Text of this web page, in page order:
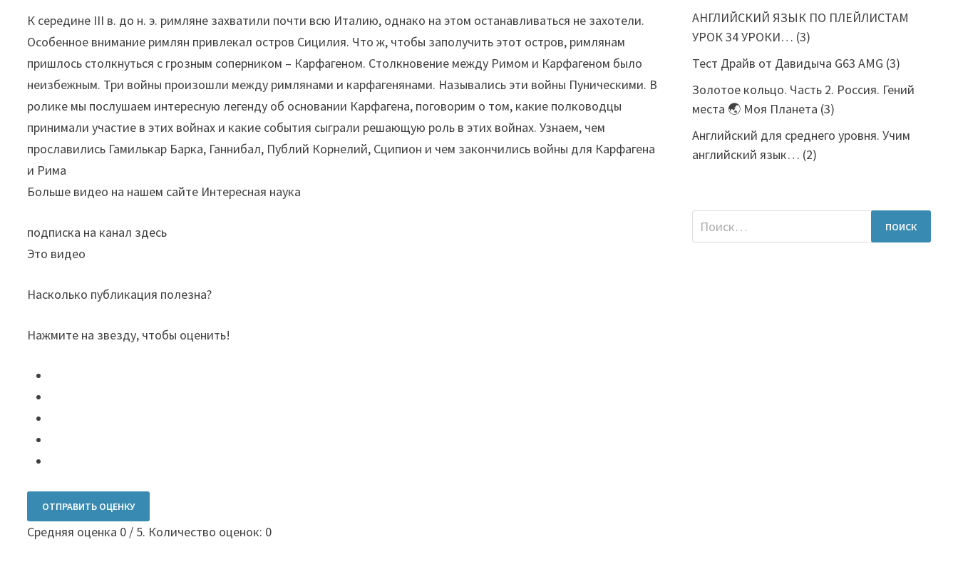
К середине III в. до н. э. римляне захватили почти всю Италию, однако на этом останавливаться не захотели.
Особенное внимание римлян привлекал остров Сицилия. Что ж, чтобы заполучить этот остров, римлянам
пришлось столкнуться с грозным соперником – Карфагеном. Столкновение между Римом и Карфагеном было
неизбежным. Три войны произошли между римлянами и карфагенянами. Назывались эти войны Пуническими. В
ролике мы послушаем интересную легенду об основании Карфагена, поговорим о том, какие полководцы
принимали участие в этих войнах и какие события сыграли решающую роль в этих войнах. Узнаем, чем
прославились Гамилькар Барка, Ганнибал, Публий Корнелий, Сципион и чем закончились войны для Карфагена
и Рима
Больше видео на нашем сайте Интересная наука
подписка на канал здесь
Это видео
Насколько публикация полезна?
Нажмите на звезду, чтобы оценить!
ОТПРАВИТЬ ОЦЕНКУ
Средняя оценка 0 / 5. Количество оценок: 0
АНГЛИЙСКИЙ ЯЗЫК ПО ПЛЕЙЛИСТАМ
УРОК 34 УРОКИ… (3)
Тест Драйв от Давидыча G63 AMG (3)
Золотое кольцо. Часть 2. Россия. Гений
места 🌏 Моя Планета (3)
Английский для среднего уровня. Учим
английский язык… (2)
Найти: